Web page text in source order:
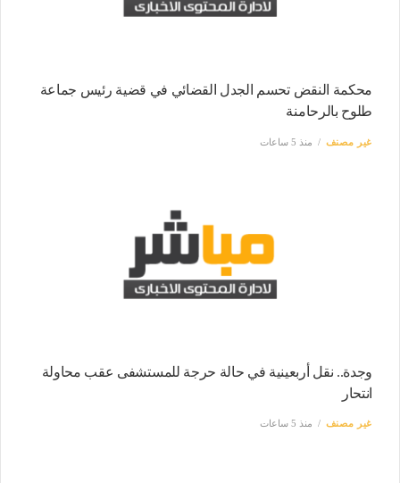
محكمة النقض تحسم الجدل القضائي في قضية رئيس جماعة
طلوح بالرحامنة
غير مصنف منذ 5 ساعات
وجدة.. نقل أربعينية في حالة حرجة للمستشفى عقب محاولة
انتحار
غير مصنف منذ 5 ساعات